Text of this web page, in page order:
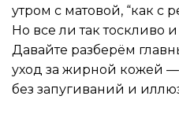
утром с матовой, “как с
Но все ли так тоскливо
Давайте разберём
уход за жирной кожей —
без запугиваний и